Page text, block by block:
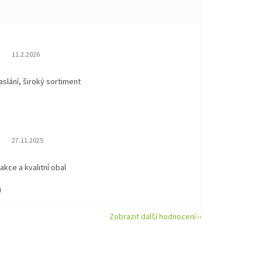
Hodnocení obchodu je 5 z 5 hvězdiček.
11.2.2026
široký sortiment
Hodnocení obchodu je 5 z 5 hvězdiček.
27.11.2025
a kvalitní obal
Zobrazit další hodnocení